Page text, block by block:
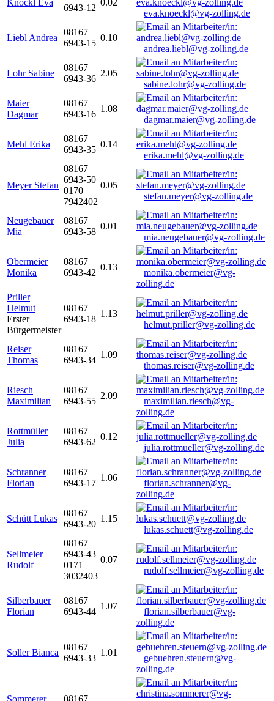
Knöckl Eva
6943-12
0.02
eva.knoeckl@vg-zolling.de
Liebl Andrea
08167
6943-15
0.10
andrea.liebl@vg-zolling.de
Lohr Sabine
08167
6943-36
2.05
sabine.lohr@vg-zolling.de
Maier
Dagmar
08167
6943-16
1.08
dagmar.maier@vg-zolling.de
Mehl Erika
08167
6943-35
0.14
erika.mehl@vg-zolling.de
Meyer Stefan
08167
6943-50
0170
7942402
0.05
stefan.meyer@vg-zolling.de
Neugebauer
Mia
08167
6943-58
0.01
mia.neugebauer@vg-zolling.de
Obermeier
Monika
08167
6943-42
0.13
monika.obermeier@vg-
zolling.de
Priller
Helmut
Erster
Bürgermeister
08167
6943-18
1.13
helmut.priller@vg-zolling.de
Reiser
Thomas
08167
6943-34
1.09
thomas.reiser@vg-zolling.de
Riesch
Maximilian
08167
6943-55
2.09
maximilian.riesch@vg-
zolling.de
Rottmüller
Julia
08167
6943-62
0.12
julia.rottmueller@vg-zolling.de
Schranner
Florian
08167
6943-17
1.06
florian.schranner@vg-
zolling.de
Schütt Lukas
08167
6943-20
1.15
lukas.schuett@vg-zolling.de
Sellmeier
Rudolf
08167
6943-43
0171
3032403
0.07
rudolf.sellmeier@vg-zolling.de
Silberbauer
Florian
08167
6943-44
1.07
florian.silberbauer@vg-
zolling.de
Soller Bianca
08167
6943-33
1.01
gebuehren.steuern@vg-
zolling.de